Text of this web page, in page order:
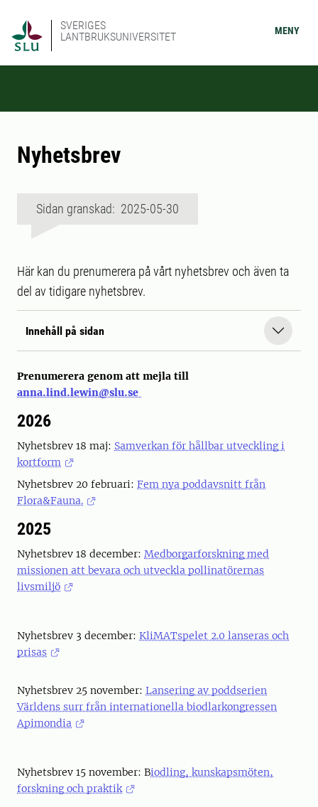
SVERIGES
LANTBRUKSUNIVERSITET
MENY
Nyhetsbrev
Sidan granskad: 2025-05-30
Här kan du prenumerera på vårt nyhetsbrev och även ta
del av tidigare nyhetsbrev.
Innehåll på sidan
Prenumerera genom att mejla till
anna.lind.lewin@slu.se
2026
Nyhetsbrev 18 maj: Samverkan för hållbar utveckling i
kortform
Nyhetsbrev 20 februari: Fem nya poddavsnitt från
Flora&Fauna.
2025
Nyhetsbrev 18 december: Medborgarforskning med
missionen att bevara och utveckla pollinatörernas
livsmiljö
Nyhetsbrev 3 december: KliMATspelet 2.0 lanseras och
prisas
Nyhetsbrev 25 november: Lansering av poddserien
Världens surr från internationella biodlarkongressen
Apimondia
Nyhetsbrev 15 november: Biodling, kunskapsmöten,
forskning och praktik